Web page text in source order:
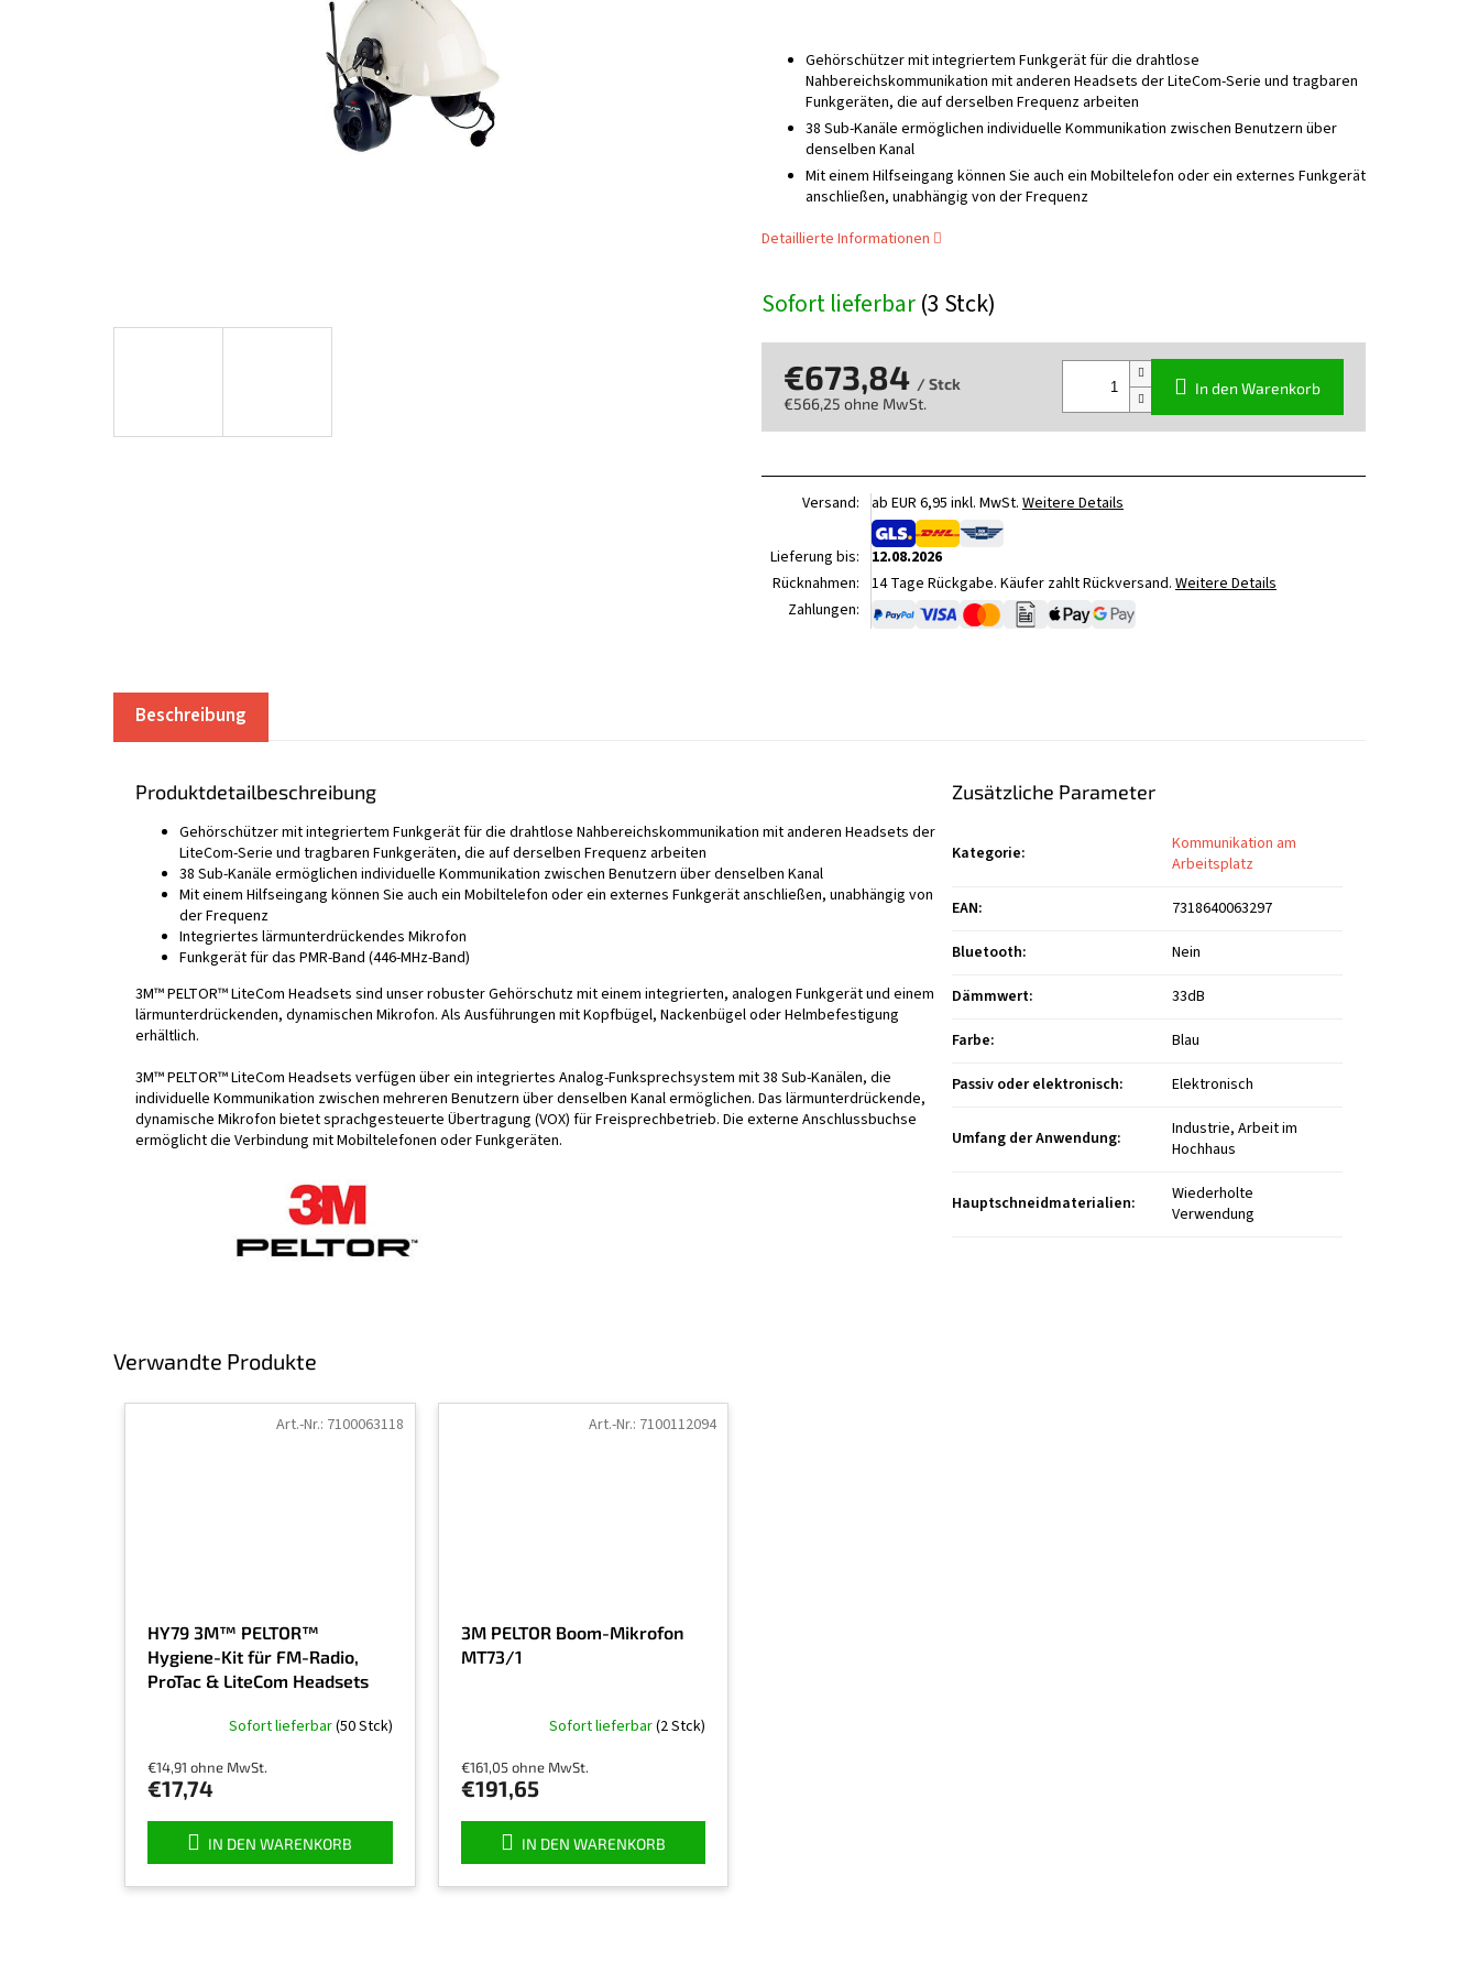
Sofort lieferbar(3 Stck)
Gehörschützer mit integriertem Funkgerät für die drahtlose
Nahbereichskommunikation mit anderen Headsets der LiteCom-Serie und tragbaren
Funkgeräten, die auf derselben Frequenz arbeiten
38 Sub-Kanäle ermöglichen individuelle Kommunikation zwischen Benutzern über
denselben Kanal
Mit einem Hilfseingang können Sie auch ein Mobiltelefon oder ein externes Funkgerät
anschließen, unabhängig von der Frequenz
Detaillierte Informationen
€673,84 / Stck
€566,25 ohne MwSt.
In den Warenkorb
Versand: ab EUR 6,95 inkl. MwSt. Weitere Details
Lieferung bis:
12.08.2026
Rücknahmen: 14 Tage Rückgabe. Käufer zahlt Rückversand. Weitere Details
Zahlungen:
Verwandte Produkte
HY79 3M™ PELTOR™
Hygiene-Kit für FM-Radio,
ProTac & LiteCom Headsets
Sofort lieferbar(50 Stck)
€14,91 ohne MwSt.
€17,74
IN DEN WARENKORB
Art.-Nr.: 7100063118
3M PELTOR Boom-Mikrofon
MT73/1
Sofort lieferbar(2 Stck)
€161,05 ohne MwSt.
€191,65
IN DEN WARENKORB
Art.-Nr.: 7100112094
Beschreibung
Produktdetailbeschreibung
Gehörschützer mit integriertem Funkgerät für die drahtlose Nahbereichskommunikation mit anderen Headsets der
LiteCom-Serie und tragbaren Funkgeräten, die auf derselben Frequenz arbeiten
38 Sub-Kanäle ermöglichen individuelle Kommunikation zwischen Benutzern über denselben Kanal
Mit einem Hilfseingang können Sie auch ein Mobiltelefon oder ein externes Funkgerät anschließen, unabhängig von
der Frequenz
Integriertes lärmunterdrückendes Mikrofon
Funkgerät für das PMR-Band (446-MHz-Band)
3M™ PELTOR™ LiteCom Headsets sind unser robuster Gehörschutz mit einem integrierten, analogen Funkgerät und einem
lärmunterdrückenden, dynamischen Mikrofon. Als Ausführungen mit Kopfbügel, Nackenbügel oder Helmbefestigung
erhältlich.
3M™ PELTOR™ LiteCom Headsets verfügen über ein integriertes Analog-Funksprechsystem mit 38 Sub-Kanälen, die
individuelle Kommunikation zwischen mehreren Benutzern über denselben Kanal ermöglichen. Das lärmunterdrückende,
dynamische Mikrofon bietet sprachgesteuerte Übertragung (VOX) für Freisprechbetrieb. Die externe Anschlussbuchse
ermöglicht die Verbindung mit Mobiltelefonen oder Funkgeräten.
Zusätzliche Parameter
Kategorie:
Kommunikation am
Arbeitsplatz
EAN:
7318640063297
Bluetooth:
Nein
Dämmwert:
33dB
Farbe:
Blau
Passiv oder elektronisch: Elektronisch
Umfang der Anwendung:
Industrie, Arbeit im
Hochhaus
Hauptschneidmaterialien:
Wiederholte
Verwendung